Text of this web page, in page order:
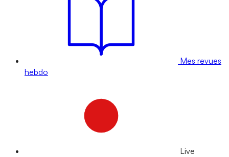
Mes revues
hebdo
Live